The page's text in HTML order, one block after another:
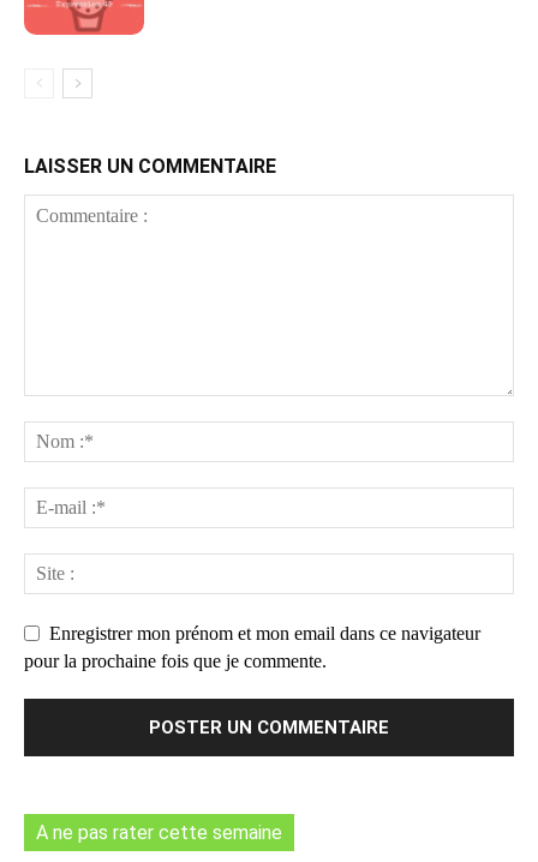
LAISSER UN COMMENTAIRE
Enregistrer mon prénom et mon email dans ce navigateur
pour la prochaine fois que je commente.
A ne pas rater cette semaine